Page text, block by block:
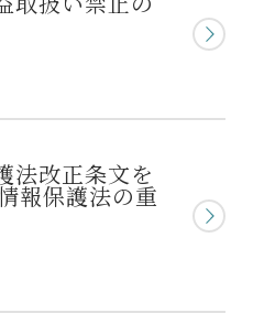
法改正条文を
報保護法の重